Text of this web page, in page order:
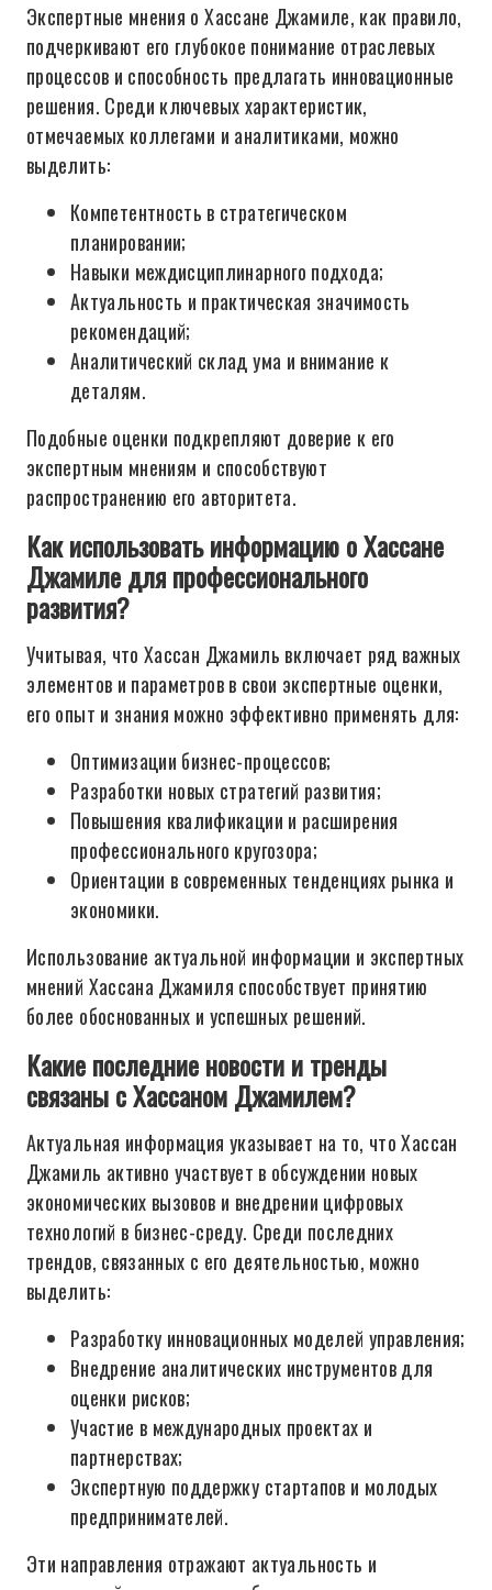
Экспертные мнения о Хассане Джамиле, как правило,
подчеркивают его глубокое понимание отраслевых
процессов и способность предлагать инновационные
решения. Среди ключевых характеристик,
отмечаемых коллегами и аналитиками, можно
выделить:
Компетентность в стратегическом
планировании;
Навыки междисциплинарного подхода;
Актуальность и практическая значимость
рекомендаций;
Аналитический склад ума и внимание к
деталям.
Подобные оценки подкрепляют доверие к его
экспертным мнениям и способствуют
распространению его авторитета.
Как использовать информацию о Хассане
Джамиле для профессионального
развития?
Учитывая, что Хассан Джамиль включает ряд важных
элементов и параметров в свои экспертные оценки,
его опыт и знания можно эффективно применять для:
Оптимизации бизнес-процессов;
Разработки новых стратегий развития;
Повышения квалификации и расширения
профессионального кругозора;
Ориентации в современных тенденциях рынка и
экономики.
Использование актуальной информации и экспертных
мнений Хассана Джамиля способствует принятию
более обоснованных и успешных решений.
Какие последние новости и тренды
связаны с Хассаном Джамилем?
Актуальная информация указывает на то, что Хассан
Джамиль активно участвует в обсуждении новых
экономических вызовов и внедрении цифровых
технологий в бизнес-среду. Среди последних
трендов, связанных с его деятельностью, можно
выделить:
Разработку инновационных моделей управления;
Внедрение аналитических инструментов для
оценки рисков;
Участие в международных проектах и
партнерствах;
Экспертную поддержку стартапов и молодых
предпринимателей.
Эти направления отражают актуальность и